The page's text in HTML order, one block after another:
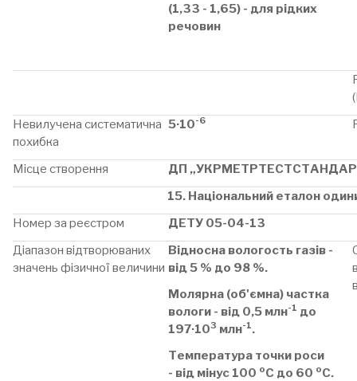
(1,33 - 1,65) - для рідких
речовин
Невилучена систематична
похибка
5·10-6
Місце створення
ДП
15. Національний еталон
Номер за реєстром
ДЕТУ 05-04-13
Діапазон відтворюваних
значень фізичної величини
Відносна вологость газів -
від 5 % до 98 %.
Молярна (об'ємна) частка
вологи - від 0,5 млн-1 до
197·103 млн-1.
Температура точки роси
- від мінус 100 оС до 60 оС.